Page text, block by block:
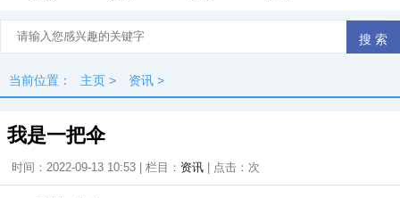
当前位置： 主页 > 资讯 >
我是一把伞
时间：2022-09-13 10:53 | 栏目： 资讯 | 点击： 次